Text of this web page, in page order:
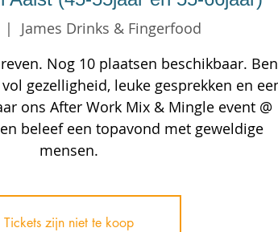
|
James Drinks & Fingerfood
Nog 10 plaatsen beschikbaar.
gezelligheid, leuke gesprekken en
ons After Work Mix & Mingle event @
beleef een topavond met geweldige
Tickets zijn niet te koop